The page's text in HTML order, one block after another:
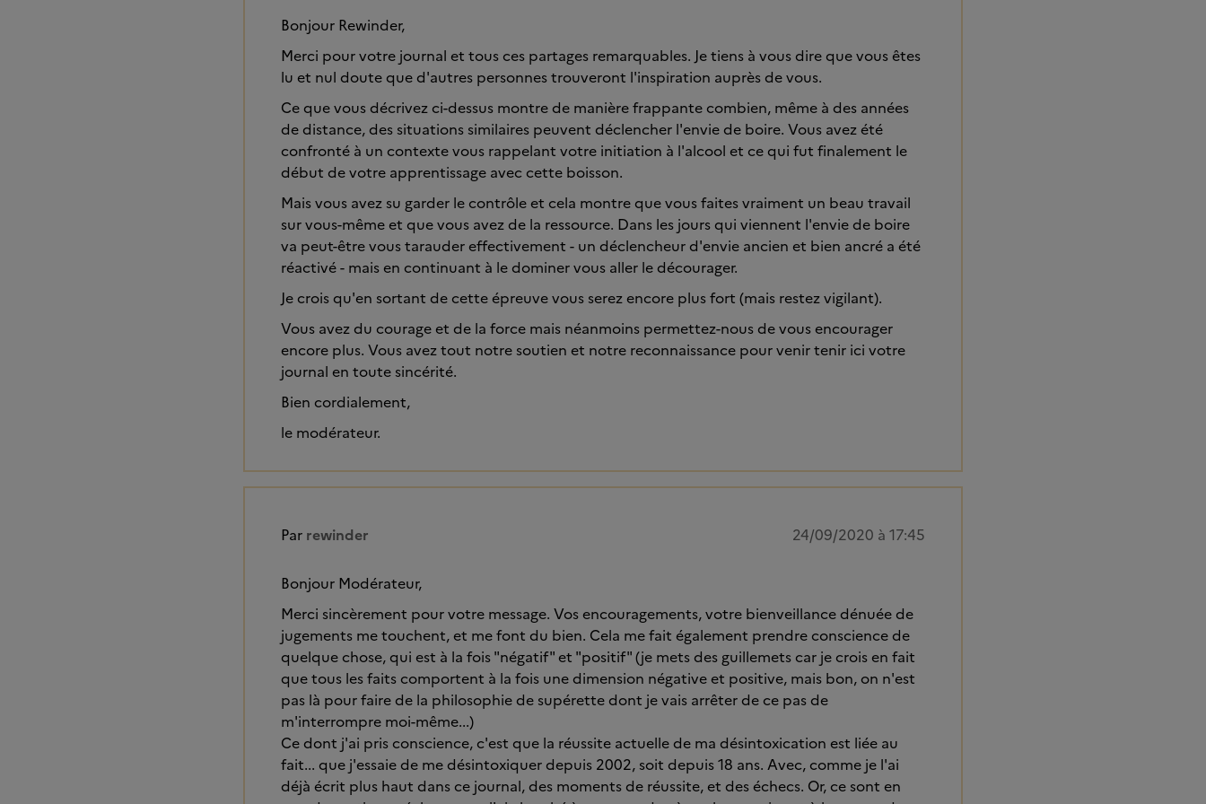
Bonjour Rewinder,
Merci pour votre journal et tous ces partages remarquables. Je tiens à vous dire que vous êtes
lu et nul doute que d'autres personnes trouveront l'inspiration auprès de vous.
Ce que vous décrivez ci-dessus montre de manière frappante combien, même à des années
de distance, des situations similaires peuvent déclencher l'envie de boire. Vous avez été
confronté à un contexte vous rappelant votre initiation à l'alcool et ce qui fut finalement le
début de votre apprentissage avec cette boisson.
Mais vous avez su garder le contrôle et cela montre que vous faites vraiment un beau travail
sur vous-même et que vous avez de la ressource. Dans les jours qui viennent l'envie de boire
va peut-être vous tarauder effectivement - un déclencheur d'envie ancien et bien ancré a été
réactivé - mais en continuant à le dominer vous aller le décourager.
Je crois qu'en sortant de cette épreuve vous serez encore plus fort (mais restez vigilant).
Vous avez du courage et de la force mais néanmoins permettez-nous de vous encourager
encore plus. Vous avez tout notre soutien et notre reconnaissance pour venir tenir ici votre
journal en toute sincérité.
Bien cordialement,
le modérateur.
Par rewinder 24/09/2020 à 17:45
Bonjour Modérateur,
Merci sincèrement pour votre message. Vos encouragements, votre bienveillance dénuée de
jugements me touchent, et me font du bien. Cela me fait également prendre conscience de
quelque chose, qui est à la fois "négatif" et "positif" (je mets des guillemets car je crois en fait
que tous les faits comportent à la fois une dimension négative et positive, mais bon, on n'est
pas là pour faire de la philosophie de supérette dont je vais arrêter de ce pas de
m'interrompre moi-même...)
Ce dont j'ai pris conscience, c'est que la réussite actuelle de ma désintoxication est liée au
fait... que j'essaie de me désintoxiquer depuis 2002, soit depuis 18 ans. Avec, comme je l'ai
déjà écrit plus haut dans ce journal, des moments de réussite, et des échecs. Or, ce sont en